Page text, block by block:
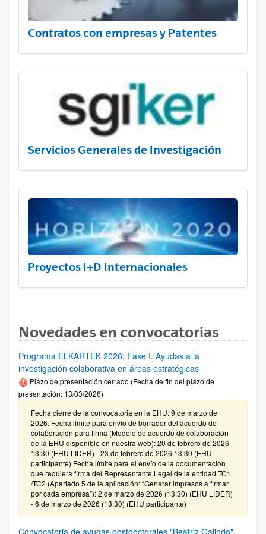
Contratos con empresas y Patentes
Servicios Generales de Investigación
Proyectos I+D Internacionales
Novedades en convocatorias
Programa ELKARTEK 2026: Fase I. Ayudas a la
investigación colaborativa en áreas estratégicas
Plazo de presentación cerrado (Fecha de fin del plazo de
presentación: 13/03/2026)
Fecha cierre de la convocatoria en la EHU: 9 de marzo de
2026. Fecha límite para envío de borrador del acuerdo de
colaboración para firma (Modelo de acuerdo de colaboración
de la EHU disponible en nuestra web): 20 de febrero de 2026
13:30 (EHU LIDER) - 23 de febrero de 2026 13:30 (EHU
participante) Fecha límite para el envío de la documentación
que requiera firma del Representante Legal de la entidad TC1
/TC2 (Apartado 5 de la aplicación: “Generar impresos a firmar
por cada empresa”): 2 de marzo de 2026 (13:30) (EHU LIDER)
- 6 de marzo de 2026 (13:30) (EHU participante)
Convocatoria de ayudas postdoctorales "Beatriz Galindo"